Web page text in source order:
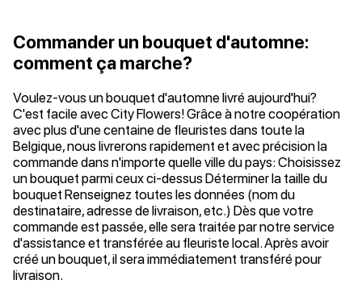
Commander un bouquet d'automne:
comment ça marche?
Voulez-vous un bouquet d'automne livré aujourd'hui?
C'est facile avec City Flowers! Grâce à notre coopération
avec plus d'une centaine de fleuristes dans toute la
Belgique, nous livrerons rapidement et avec précision la
commande dans n'importe quelle ville du pays: Choisissez
un bouquet parmi ceux ci-dessus Déterminer la taille du
bouquet Renseignez toutes les données (nom du
destinataire, adresse de livraison, etc.) Dès que votre
commande est passée, elle sera traitée par notre service
d'assistance et transférée au fleuriste local. Après avoir
créé un bouquet, il sera immédiatement transféré pour
livraison.